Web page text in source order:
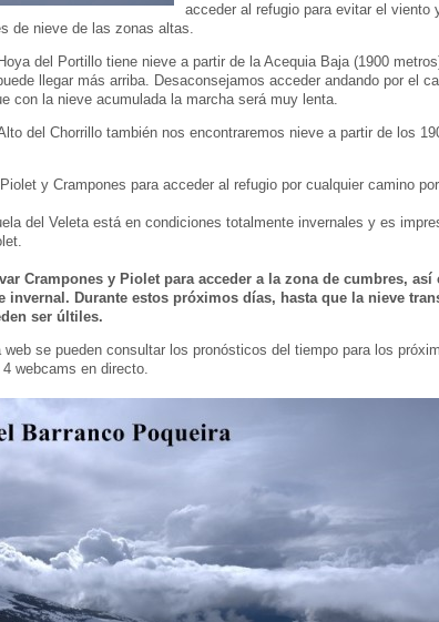
acceder al refugio para evitar el viento
de nieve de las zonas altas.
del Portillo tiene nieve a partir de la Acequia Baja (1900
llegar más arriba. Desaconsejamos acceder andando por el
con la nieve acumulada la marcha será muy lenta.
del Chorrillo también nos encontraremos nieve a partir de los
y Crampones para acceder al refugio por cualquier camino
del Veleta está en condiciones totalmente invernales y es
Crampones y Piolet para acceder a la zona de cumbres, así
invernal. Durante estos próximos días, hasta que la nieve
ser últiles.
web se pueden consultar los pronósticos del tiempo para los
webcams en directo.